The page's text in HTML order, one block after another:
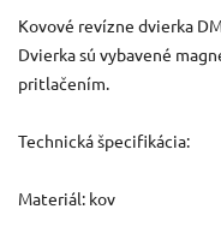
Kovové revízne dvierka
Dvierka sú vybavené
pritlačením.
Technická špecifikácia:
Materiál: kov